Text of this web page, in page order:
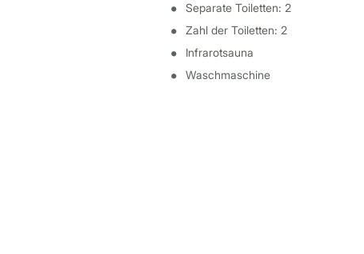
Separate Toiletten: 2
Zahl der Toiletten: 2
Infrarotsauna
Waschmaschine